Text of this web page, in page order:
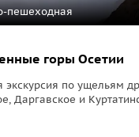
пешеходная
горы Осетии
экскурсия по ущельям
Даргавское и